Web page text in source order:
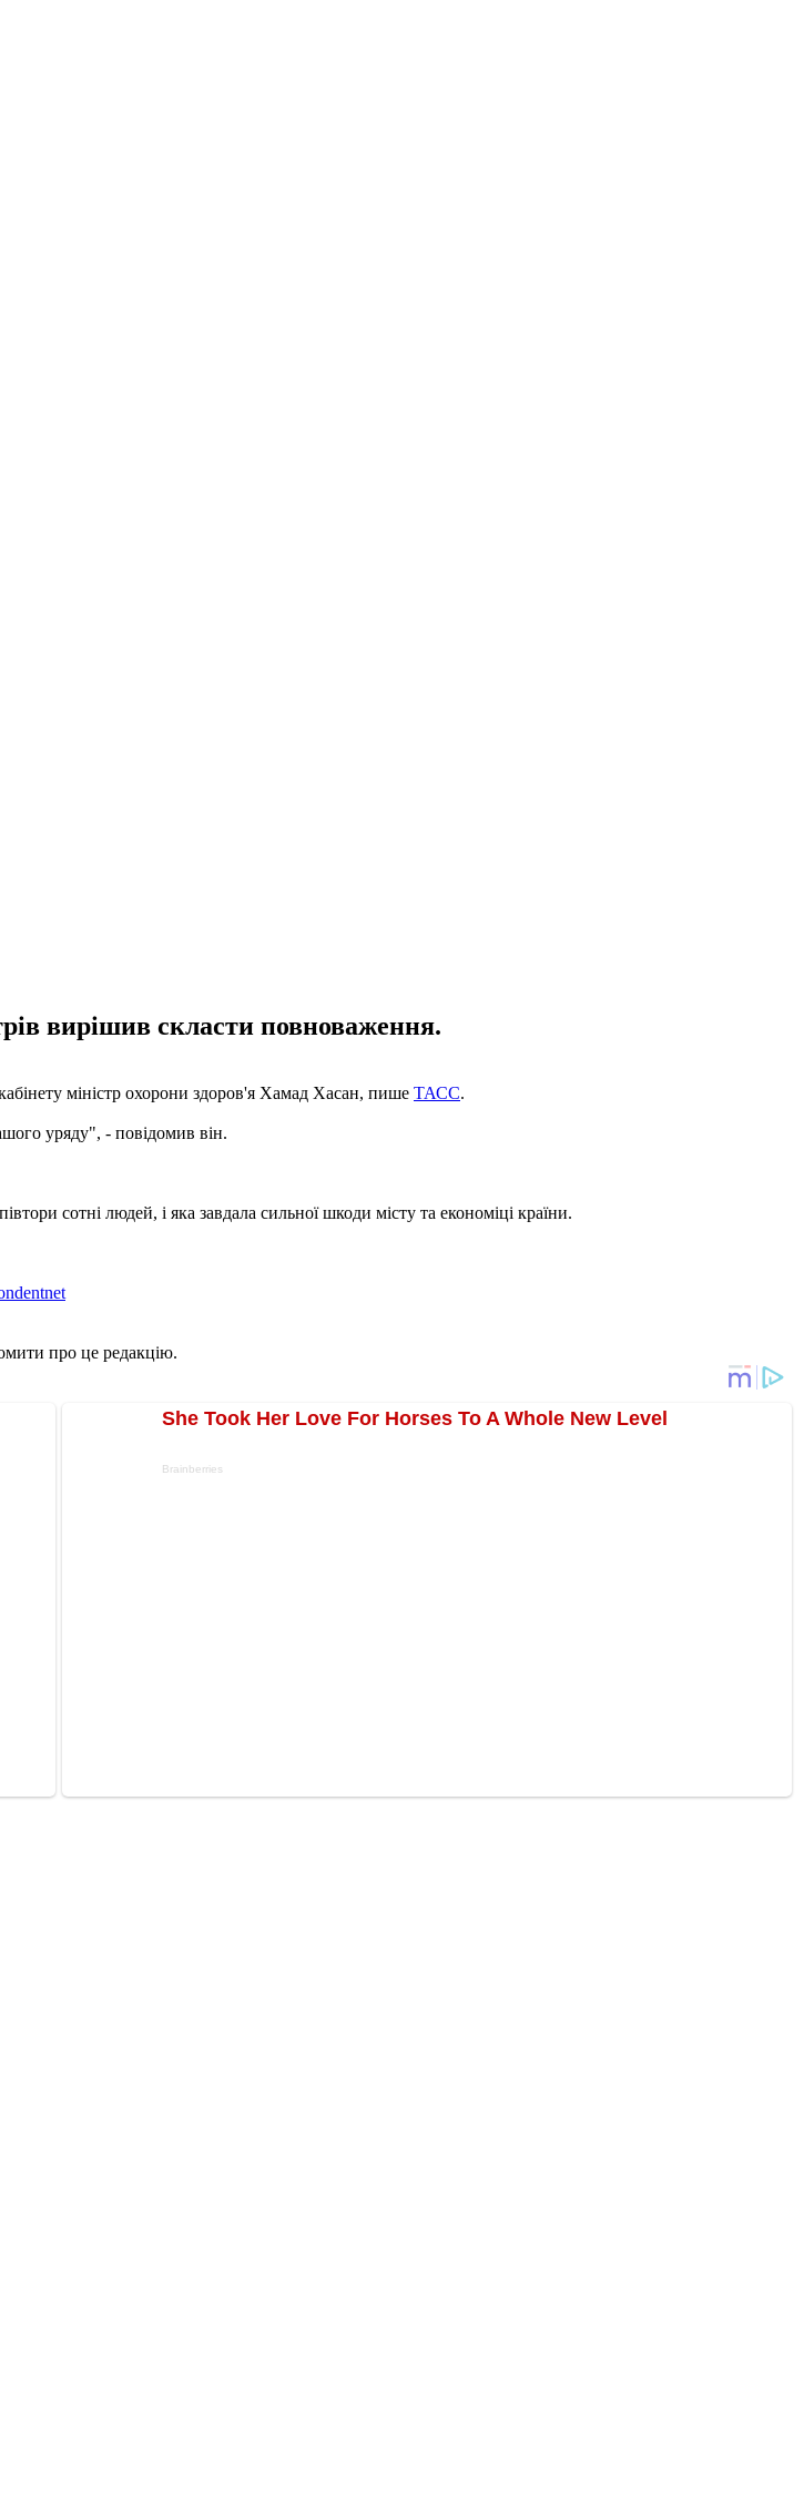
вирішив скласти повноваження.
міністр охорони здоров'я Хамад Хасан, пише ТАСС.
уряду", - повідомив він.
сотні людей, і яка завдала сильної шкоди місту та економіці країни.
про це редакцію.